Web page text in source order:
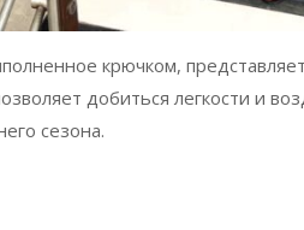
крючком,
добиться легкости и
сезона.